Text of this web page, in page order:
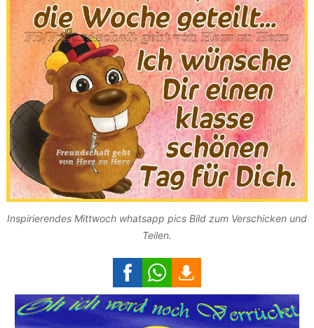
Inspirierendes Mittwoch whatsapp pics Bild zum Verschicken und
Teilen.